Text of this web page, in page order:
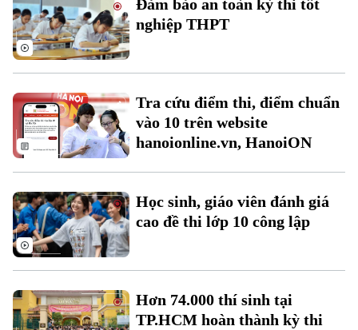
Đất đai
Kinh nghiệm
Xe máy
Thị trường
Tuyển sinh
Hướng nghiệp
Tin tức
Di tích
Sức khỏe
Y tế
Dinh dưỡng
Tư vấn sức khỏe
Bóng đá
Quần vợt
Golf
Giải trí
Sao
Điện ảnh
Âm nhạc
Đã phát sóng
Đảm bảo an toàn kỳ thi tốt
nghiệp THPT
Tra cứu điểm thi, điểm chuẩn
vào 10 trên website
hanoionline.vn, HanoiON
Học sinh, giáo viên đánh giá
cao đề thi lớp 10 công lập
Hơn 74.000 thí sinh tại
TP.HCM hoàn thành kỳ thi